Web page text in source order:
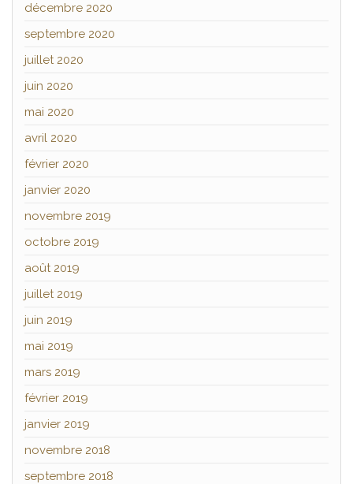
décembre 2020
septembre 2020
juillet 2020
juin 2020
mai 2020
avril 2020
février 2020
janvier 2020
novembre 2019
octobre 2019
août 2019
juillet 2019
juin 2019
mai 2019
mars 2019
février 2019
janvier 2019
novembre 2018
septembre 2018